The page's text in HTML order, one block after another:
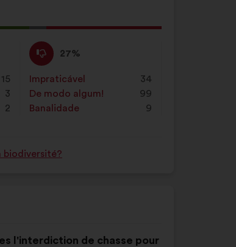
15
3
2
Não
concordo
:
27%
Esta
proposta
foi
qualificada
em:
Impraticável 34
vezes
De modo algum!
: 99
vezes
Banalidade
: 9
vezes
biodiversité?
l'interdiction de chasse pour